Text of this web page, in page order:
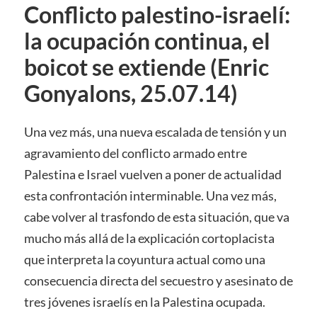
Conflicto palestino-israelí:
la ocupación continua, el
boicot se extiende (Enric
Gonyalons, 25.07.14)
Una vez más, una nueva escalada de tensión y un
agravamiento del conflicto armado entre
Palestina e Israel vuelven a poner de actualidad
esta confrontación interminable. Una vez más,
cabe volver al trasfondo de esta situación, que va
mucho más allá de la explicación cortoplacista
que interpreta la coyuntura actual como una
consecuencia directa del secuestro y asesinato de
tres jóvenes israelís en la Palestina ocupada.